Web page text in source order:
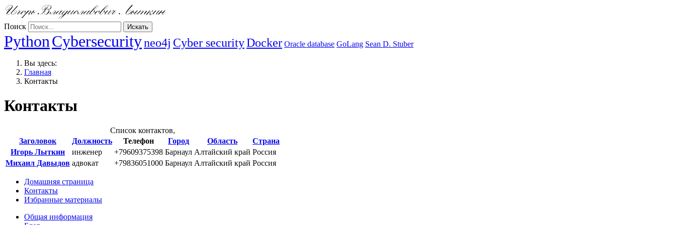
Поиск Искать
PythonCybersecurityneo4j Cyber securityDocker Oracle database GoLang Sean D. Stuber
Вы здесь:
Главная
Контакты
Контакты
Список контактов,
Заголовок
Должность Телефон Город Область
Страна
Игорь Лыткин
инженер +79609375398 Барнаул Алтайский край Россия
Михаил Давыдов адвокат +79836051000 Барнаул Алтайский край Россия
Домашняя страница
Контакты
Избранные материалы
Общая информация